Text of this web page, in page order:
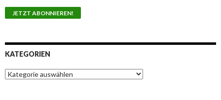
KATEGORIEN
K
a